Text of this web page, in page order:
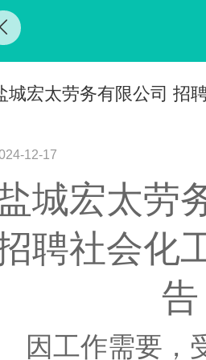
城宏太劳务有限公司 招
12-17
城宏太劳
聘社会化
告
因工作需要，